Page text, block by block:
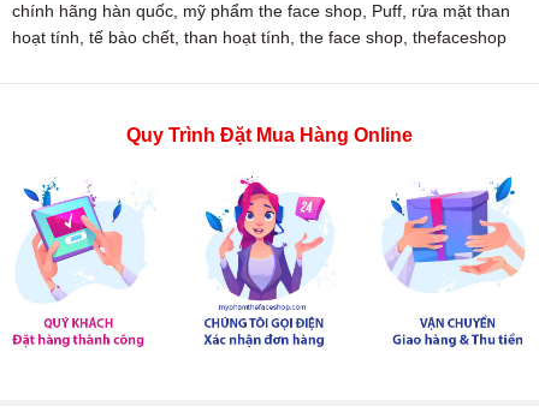
chính hãng hàn quốc mỹ phẩm the face shop Puff rửa mặt than
hoạt tính tế bào chết than hoạt tính the face shop thefaceshop
Quy Trình Đặt Mua Hàng Online